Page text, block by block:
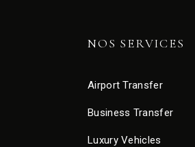
NOS SERVICES
Airport Transfer
Business Transfer
Luxury Vehicles